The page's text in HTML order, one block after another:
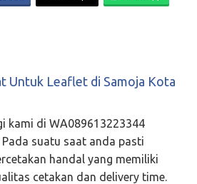
Untuk Leaflet di Samoja Kota
kami di WA089613223344
suatu saat anda pasti
handal yang memiliki
cetakan dan delivery time.